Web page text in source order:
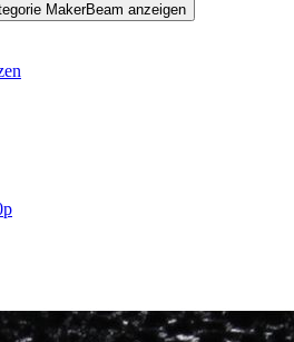
MakerBeam anzeigen